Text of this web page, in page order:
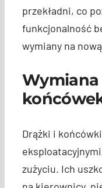
przekładni, co
funkcjonalność
wymiany na
Drążki i
zużyciu. Ich